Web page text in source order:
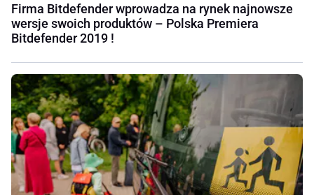
Firma Bitdefender wprowadza na rynek najnowsze
wersje swoich produktów – Polska Premiera
Bitdefender 2019 !